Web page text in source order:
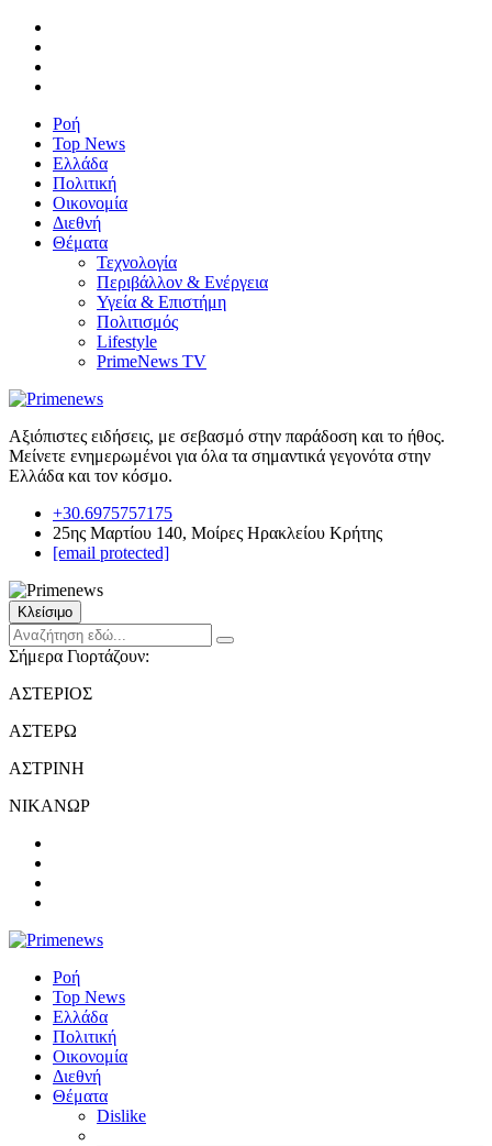
Ροή
Top News
Ελλάδα
Πολιτική
Οικονομία
Διεθνή
Θέματα
Τεχνολογία
Περιβάλλον & Ενέργεια
Υγεία & Επιστήμη
Πολιτισμός
Lifestyle
PrimeNews TV
Αξιόπιστες ειδήσεις, με σεβασμό στην παράδοση και το ήθος.
Μείνετε ενημερωμένοι για όλα τα σημαντικά γεγονότα στην
Ελλάδα και τον κόσμο.
+30.6975757175
25ης Μαρτίου 140, Μοίρες Ηρακλείου Κρήτης
[email protected]
Κλείσιμο
Σήμερα Γιορτάζουν:
ΑΣΤΕΡΙΟΣ
ΑΣΤΕΡΩ
ΑΣΤΡΙΝΗ
ΝΙΚΑΝΩΡ
Ροή
Top News
Ελλάδα
Πολιτική
Οικονομία
Διεθνή
Θέματα
Dislike